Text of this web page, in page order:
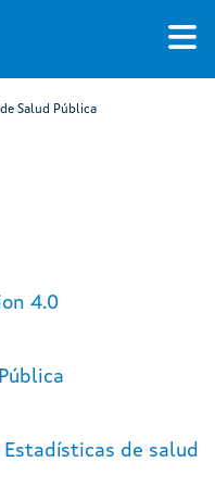
Salud Pública
4.0
Estadísticas de salud